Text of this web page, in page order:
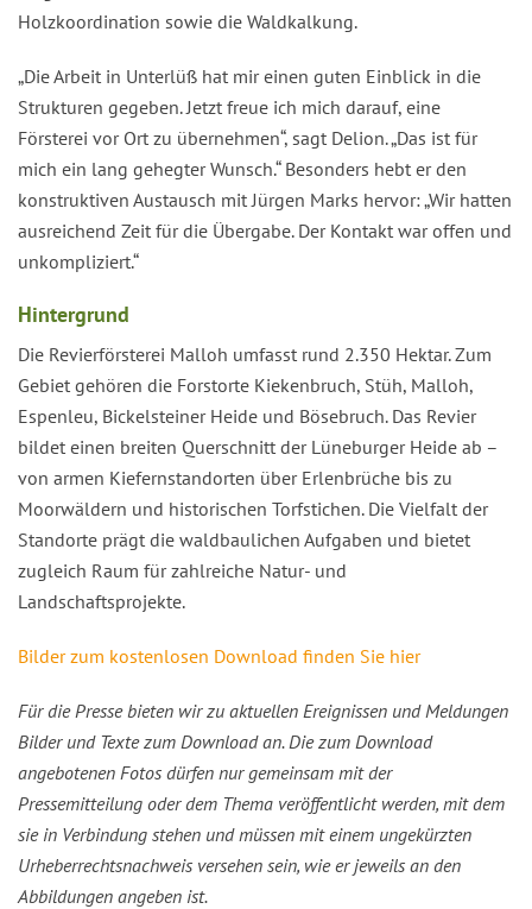
Holzkoordination sowie die Waldkalkung.
„Die Arbeit in Unterlüß hat mir einen guten Einblick in die
Strukturen gegeben. Jetzt freue ich mich darauf, eine
Försterei vor Ort zu übernehmen“, sagt Delion. „Das ist für
mich ein lang gehegter Wunsch.“ Besonders hebt er den
konstruktiven Austausch mit Jürgen Marks hervor: „Wir hatten
ausreichend Zeit für die Übergabe. Der Kontakt war offen und
unkompliziert.“
Hintergrund
Die Revierförsterei Malloh umfasst rund 2.350 Hektar. Zum
Gebiet gehören die Forstorte Kiekenbruch, Stüh, Malloh,
Espenleu, Bickelsteiner Heide und Bösebruch. Das Revier
bildet einen breiten Querschnitt der Lüneburger Heide ab –
von armen Kiefernstandorten über Erlenbrüche bis zu
Moorwäldern und historischen Torfstichen. Die Vielfalt der
Standorte prägt die waldbaulichen Aufgaben und bietet
zugleich Raum für zahlreiche Natur- und
Landschaftsprojekte.
Bilder zum kostenlosen Download finden Sie hier
Für die Presse bieten wir zu aktuellen Ereignissen und Meldungen
Bilder und Texte zum Download an. Die zum Download
angebotenen Fotos dürfen nur gemeinsam mit der
Pressemitteilung oder dem Thema veröffentlicht werden, mit dem
sie in Verbindung stehen und müssen mit einem ungekürzten
Urheberrechtsnachweis versehen sein, wie er jeweils an den
Abbildungen angeben ist.